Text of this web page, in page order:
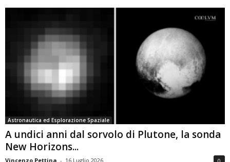
Astronautica ed Esplorazione Spaziale
A undici anni dal sorvolo di Plutone, la sonda
New Horizons...
Vincenzo Pettina - 16 Luglio 2026